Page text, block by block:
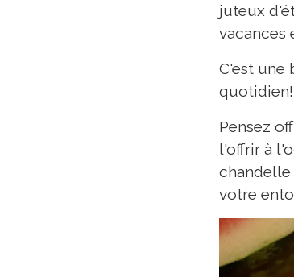
juteux
vacances
C'est une
Pensez
l'offrir à
chandelle
votre